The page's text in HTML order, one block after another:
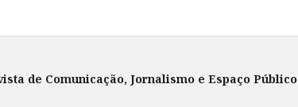
de Comunicação, Jornalismo e Espaço Público